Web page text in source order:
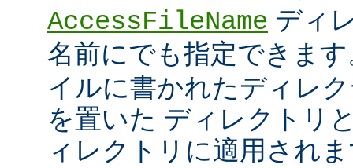
AccessFileName ディ
名前にでも指定できま
イルに書かれたディレ
を置いた ディレクトリ
ィレクトリに適用され